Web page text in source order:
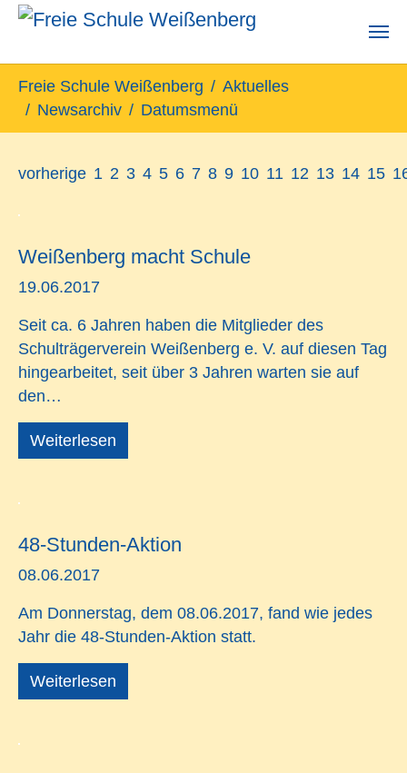
Freie Schule Weißenberg
Aktuelles
Newsarchiv
Datumsmenü
vorherige 1 2 3 4 5 6 7 8 9 10 11 12 13 14 15
Weißenberg macht Schule
19.06.2017
Seit ca. 6 Jahren haben die Mitglieder des
Schulträgerverein Weißenberg e. V. auf diesen Tag
hingearbeitet, seit über 3 Jahren warten sie auf
den…
Weiterlesen
48-Stunden-Aktion
08.06.2017
Am Donnerstag, dem 08.06.2017, fand wie jedes
Jahr die 48-Stunden-Aktion statt.
Weiterlesen